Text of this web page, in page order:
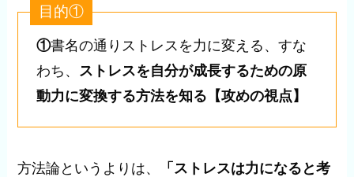
目的①
①書名の通りストレスを力に変える、すな
わち、 ストレスを自分が成長するための原
動力に変換する方法を知る【攻めの視点】
方法論というよりは、
「ストレスは力になると考